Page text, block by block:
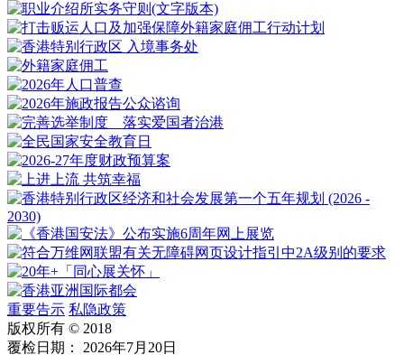
(文字版本)
重要告示 私隐政策
版权所有 © 2018
覆检日期： 2026年7月20日